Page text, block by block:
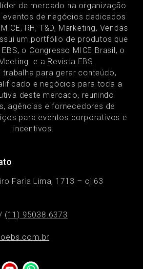
de mercado na organização
de negócios dedicados
RH, T&D, Marketing, Vendas
um portfólio de produtos que
o Congresso MICE Brasil, o
e a Revista EBS.
trabalha para gerar conteúdo,
e negócios para toda a
deste mercado, reunindo
agências e fornecedores de
para eventos corporativos e
incentivos.
Faria Lima, 1713 – cj 63
(11) 95038.6373